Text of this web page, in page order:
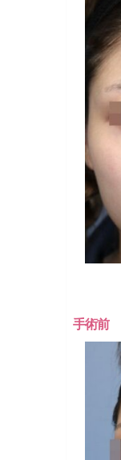
手術前